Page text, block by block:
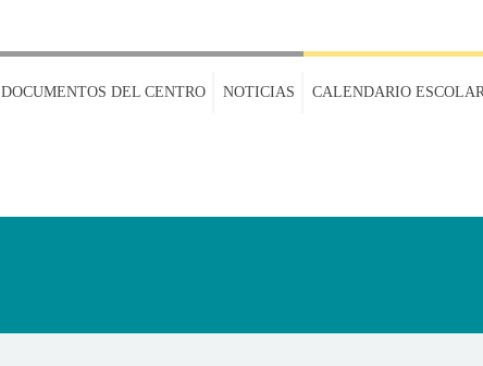
DOCUMENTOS DEL CENTRO NOTICIAS CALENDARIO